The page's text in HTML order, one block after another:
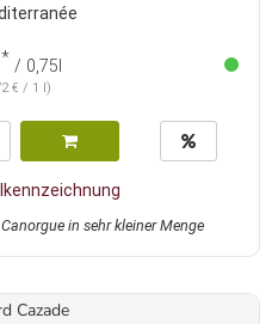
* / 0,75l
€ / 1 l)
in sehr kleiner Menge
Cazade